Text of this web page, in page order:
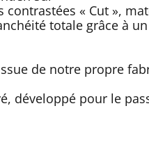
contrastées « Cut »,
totale grâce à
de notre propre
développé pour le